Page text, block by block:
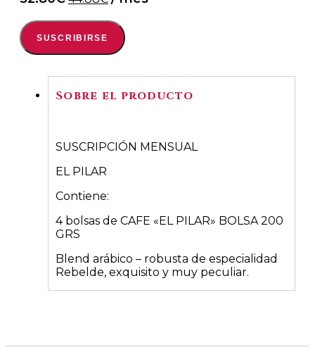
original
era:
52.80€.
actual
es:
44.88€.
SUSCRIBIRSE
Sobre el producto
SUSCRIPCIÓN MENSUAL
EL PILAR
Contiene:
4 bolsas de CAFE «EL PILAR» BOLSA 200
GRS
Blend arábico – robusta de especialidad
Rebelde, exquisito y muy peculiar.